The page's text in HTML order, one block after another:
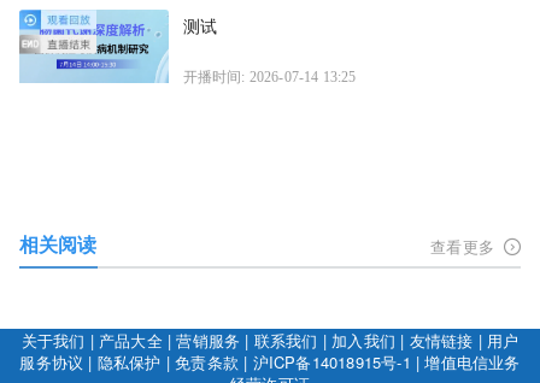
测试
开播时间: 2026-07-14 13:25
相关阅读 查看更多
关于我们 | 产品大全|营销服务 | 联系我们 | 加入我们 | 友情链接 | 用户
服务协议 | 隐私保护 |免责条款 | 沪ICP备14018915号-1 |增值电信业务